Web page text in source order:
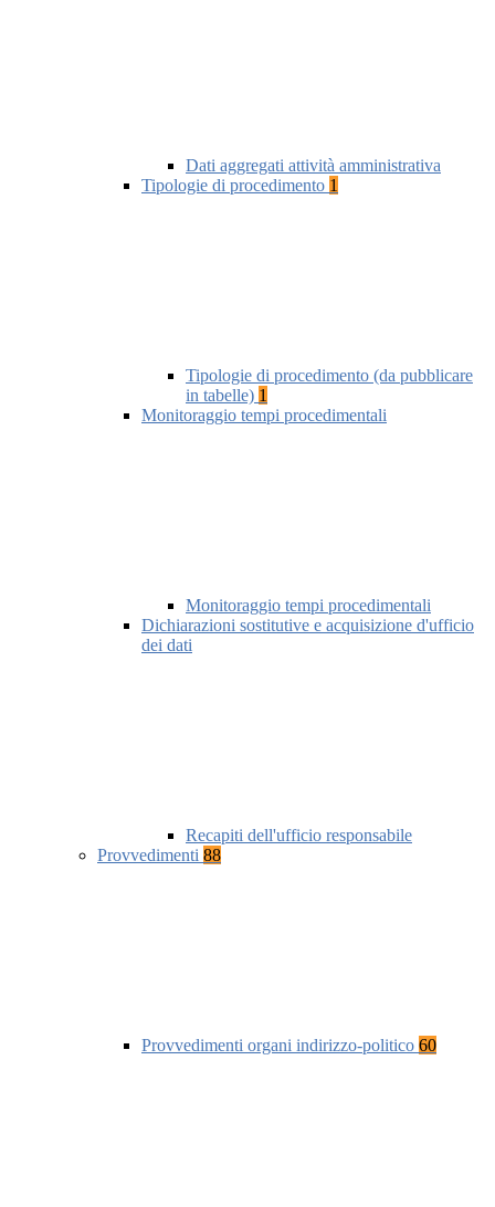
Dati aggregati attività amministrativa
Tipologie di procedimento 1
Tipologie di procedimento (da pubblicare
in tabelle) 1
Monitoraggio tempi procedimentali
Monitoraggio tempi procedimentali
Dichiarazioni sostitutive e acquisizione d'ufficio
dei dati
Recapiti dell'ufficio responsabile
Provvedimenti 88
Provvedimenti organi indirizzo-politico 60